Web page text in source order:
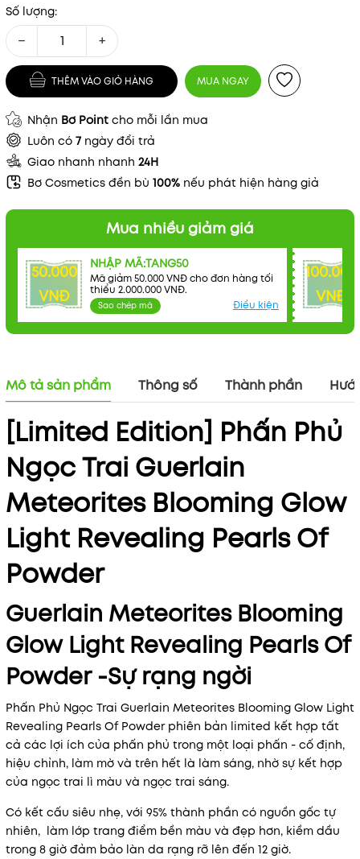
Số lượng:
− +
THÊM VÀO GIỎ HÀNG MUA NGAY
Nhận Bơ Point cho mỗi lần mua
Luôn có 7 ngày đổi trả
Giao nhanh nhanh 24H
Bơ Cosmetics đền bù 100% nếu phát hiện hàng giả
Mua nhiều giảm giá
50.000
VNĐ
NHẬP MÃ:TANG50
Mã giảm 50.000 VNĐ cho đơn hàng tối
thiểu 2.000.000 VNĐ.
Sao chép mã Điều kiện
100.000
VNĐ
Điều kiện:
Mô tả sản phẩm Thông số Thành phần
[Limited Edition] Phấn Phủ
Ngọc Trai Guerlain
Meteorites Blooming Glow
Light Revealing Pearls Of
Powder
Guerlain Meteorites Blooming
Glow Light Revealing Pearls Of
Powder -Sự rạng ngời
Phấn Phủ Ngọc Trai Guerlain Meteorites Blooming Glow Light
Revealing Pearls Of Powder phiên bản limited kết hợp tất
cả các lợi ích của phấn phủ trong một loại phấn - cố định,
hiệu chỉnh, làm mờ và trên hết là làm sáng, nhờ sự kết hợp
của ngọc trai lì màu và ngọc trai sáng.
Có kết cấu siêu nhẹ, với 95% thành phần có nguồn gốc tự
nhiên, làm lớp trang điểm bền màu và đẹp hơn, kiềm dầu
trong 8 giờ đảm bảo làn da rạng rỡ lên đến 12 giờ.